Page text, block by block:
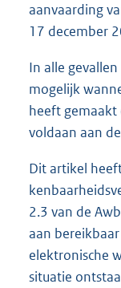
aanvaarding
17 december
In alle
mogelijk
heeft gemaakt
voldaan aan
Dit artikel
2.3 van de
aan
elektronische
situatie